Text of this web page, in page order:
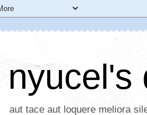
nyucel's
aut tace aut loquere meliora